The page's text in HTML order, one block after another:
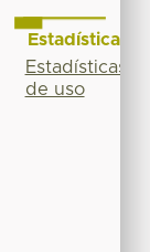
Estadísticas
Estadísticas
de uso